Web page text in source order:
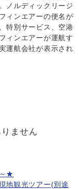
ノルディックリージ
ィンエアーの便名が
特別サービス、空港
ィンエアーが運航す
運航会社が表示され
ません
★
地観光ツアー(別途